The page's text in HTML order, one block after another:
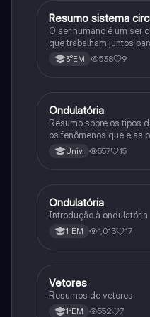
RFísica
Resumo sistema
O ser humano é um ser
que trabalham juntos
Tem inteligência, se
consegue se adaptar a
3°EM 538 9
Física
Ondulatória
Resumo sobre os tipos
os fenômenos que elas
Univ. 557 15
Física
Ondulatória
Introdução à ondulatória
1°EM 1,013 17
Física
Vetores
Resumos de vetores
1°EM 552 7